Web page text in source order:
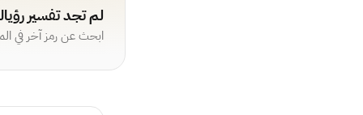
لم تجد تفسير
ابحث عن رمز آخر في